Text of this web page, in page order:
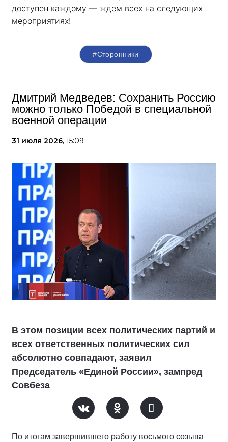
доступен каждому — ждем всех на следующих
мероприятиях!
#Сторонники
Дмитрий Медведев: Сохранить Россию
можно только Победой в специальной
военной операции
31 июля 2026, 15:09
В этом позиции всех политических партий и
всех ответственных политических сил
абсолютно совпадают, заявил
Председатель «Единой России», зампред
Совбеза
По итогам завершившего работу восьмого созыва